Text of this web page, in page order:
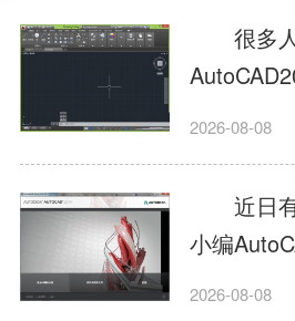
很多人
填充?今
用图案填
清楚小伙
习一下吧
2026-08-08
近日有
小编
怎么办?
2026-08-08